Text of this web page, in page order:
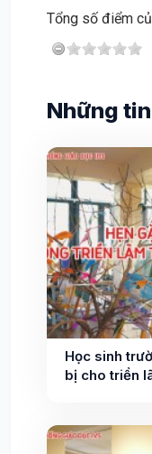
Tổng số điểm
Những
Học sinh
bị cho triển